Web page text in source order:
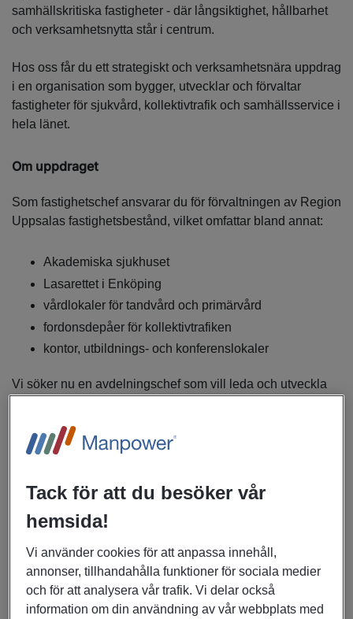
samhällskritiska fastigheter - där långsiktighet, hållbarhet
och verksamhetsnytta står i centrum.
Hos oss får du ett strategiskt och verksamhetsnära uppdrag
i en organisation som bygger, utvecklar och förvaltar
fastigheter för sjukvård, kollektivtrafik och samhällsservice i
hela länet.
Om uppdraget
Som fastighetschef ansvarar du för förvaltningen av Region
Uppsalas fastighetsbestånd, vilket omfattar bland annat:
Akademiska sjukhuset
Lasarettet i Enköping
vårdlokaler för tandvård och primärvård
fordonsdepåer för kollektivtrafiken
kontor, utbildnings- och konferenslokaler
Vi söker nu en avdelningschef som vill leda och utveckla
förvalta och långsiktigt säkra funktionaliteten i regionens
Du har en central roll i arbetet med att skapa attraktiva,
säkra och funktionella miljöer för vård, kollektivtrafik och
Rollen innebär ett samspel med regionledning,
vårdverksamheter och politisk ledning i frågor som rör
investeringar, lokalförsörjning och långsiktig
Tack för att du besöker vår
hemsida!
Vi använder cookies för att anpassa innehåll,
annonser, tillhandahålla funktioner för sociala medier
och för att analysera vår trafik. Vi delar också
information om din användning av vår webbplats med